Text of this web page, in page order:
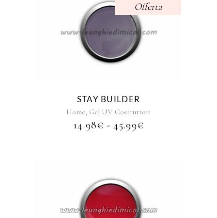
Offerta
Questo
prodotto
ha
più
opzioni
essere
scelte
STAY BUILDER
Home, Gel UV Costruttori
14.98€ - 45.99€FASCIA
Questo